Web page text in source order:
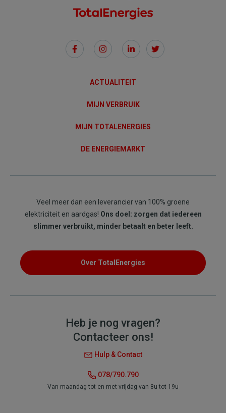
Social
Links
ACTUALITEIT
MIJN VERBRUIK
MIJN TOTALENERGIES
DE ENERGIEMARKT
Veel meer dan een leverancier van 100% groene
elektriciteit en aardgas! Ons doel: zorgen dat iedereen
slimmer verbruikt, minder betaalt en beter leeft.
Over TotalEnergies
Heb je nog vragen?
Contacteer ons!
Hulp & Contact
078/790.790
Van maandag tot en met vrijdag van 8u tot 19u